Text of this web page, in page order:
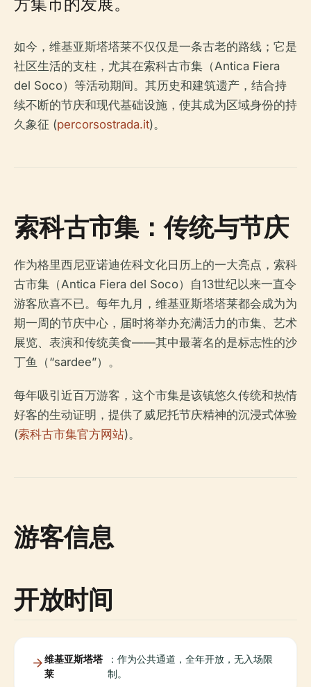
如今，维基亚斯塔塔莱不仅仅是一条古老的路线；它是
社区生活的支柱，尤其在索科古市集（Antica Fiera
del Soco）等活动期间。其历史和建筑遗产，结合持
续不断的节庆和现代基础设施，使其成为区域身份的持
久象征 (percorsostrada.it)。
索科古市集：传统与节庆
作为格里西尼亚诺迪佐科文化日历上的一大亮点，索科
古市集（Antica Fiera del Soco）自13世纪以来一直令
游客欣喜不已。每年九月，维基亚斯塔塔莱都会成为为
期一周的节庆中心，届时将举办充满活力的市集、艺术
展览、表演和传统美食——其中最著名的是标志性的沙
丁鱼（“sardee”）。
每年吸引近百万游客，这个市集是该镇悠久传统和热情
好客的生动证明，提供了威尼托节庆精神的沉浸式体验
(索科古市集官方网站)。
游客信息
开放时间
维基亚斯塔塔
莱
：作为公共通道，全年开放，无入场限
制。